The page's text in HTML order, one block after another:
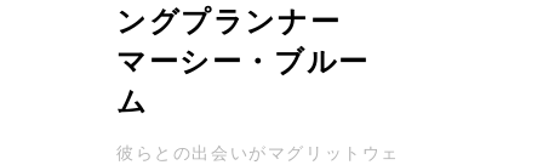
ングプランナー
マーシー・ブルー
ム
彼らとの出会いがマグリットウェ